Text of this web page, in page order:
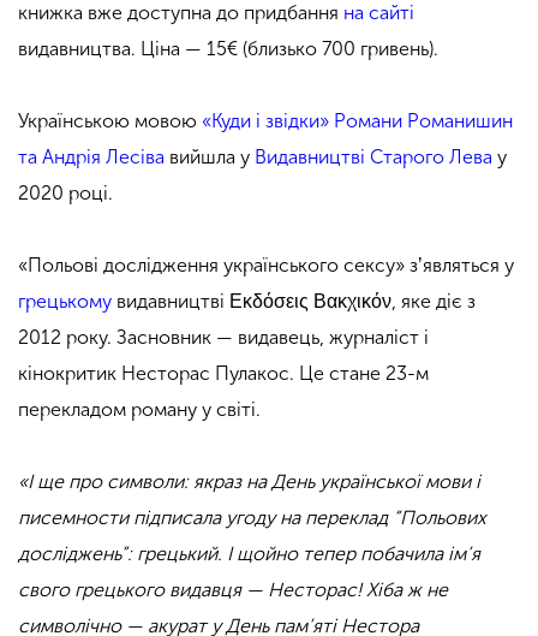
книжка вже доступна до придбання на сайті
видавництва. Ціна — 15€ (близько 700 гривень).
Українською мовою «Куди і звідки» Романи Романишин
та Андрія Лесіва вийшла у Видавництві Старого Лева у
2020 році.
«Польові дослідження українського сексу» зʼявляться у
грецькому видавництві Εκδόσεις Βακχικόν, яке діє з
2012 року. Засновник — видавець, журналіст і
кінокритик Несторас Пулакос. Це стане 23-м
перекладом роману у світі.
«І ще про символи: якраз на День української мови і
писемности підписала угоду на переклад “Польових
досліджень”: грецький. І щойно тепер побачила ім’я
свого грецького видавця — Несторас! Хіба ж не
символічно — акурат у День пам’яті Нестора